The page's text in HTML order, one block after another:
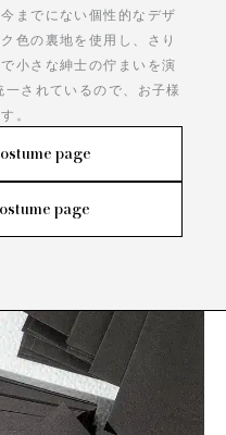
までにない個性的なデザ
色の裏地を使用し、さり
小さな紳士の佇まいを演
されているので、お子様
。
page
page